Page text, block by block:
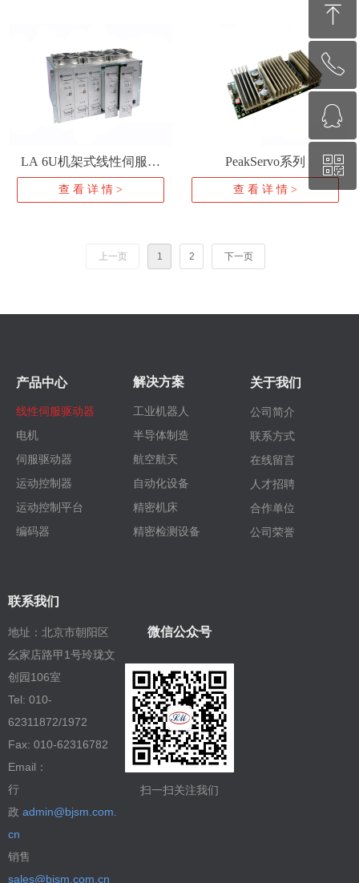
LA 6U机架式线性伺服驱
动器
查 看 详 情 >
PeakServo系列
查 看 详 情 >
上一页 1 2 下一页
扫一扫关注我们
微信公众号
产品中心
线性伺服驱动器
电机
伺服驱动器
运动控制器
运动控制平台
编码器
解决方案
工业机器人
半导体制造
航空航天
自动化设备
精密机床
精密检测设备
联系我们
地址：北京市朝阳区
幺家店路甲1号玲珑文
创园106室
Tel: 010-
62311872/1972
Fax: 010-62316782
Email：
行
政 admin@bjsm.com.
cn
销售
sales@bjsm.com.cn
关于我们
公司简介
联系方式
在线留言
人才招聘
合作单位
公司荣誉
ꁸ
回到顶部
ꂅ
ꁗ
QQ客服
ꀥ